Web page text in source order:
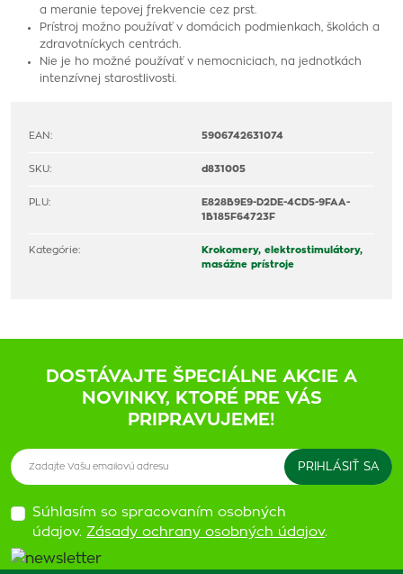
a meranie tepovej frekvencie cez prst.
Prístroj možno používať v domácich podmienkach, školách a
zdravotníckych centrách.
Nie je ho možné používať v nemocniciach, na jednotkách
intenzívnej starostlivosti.
EAN: 5906742631074
SKU: d831005
PLU:
E828B9E9-D2DE-4CD5-9FAA-
1B185F64723F
Kategórie:
Krokomery, elektrostimulátory,
masážne prístroje
DOSTÁVAJTE ŠPECIÁLNE AKCIE A
NOVINKY, KTORÉ PRE VÁS
PRIPRAVUJEME!
Súhlasím so spracovaním osobných
údajov. Zásady ochrany osobných údajov.